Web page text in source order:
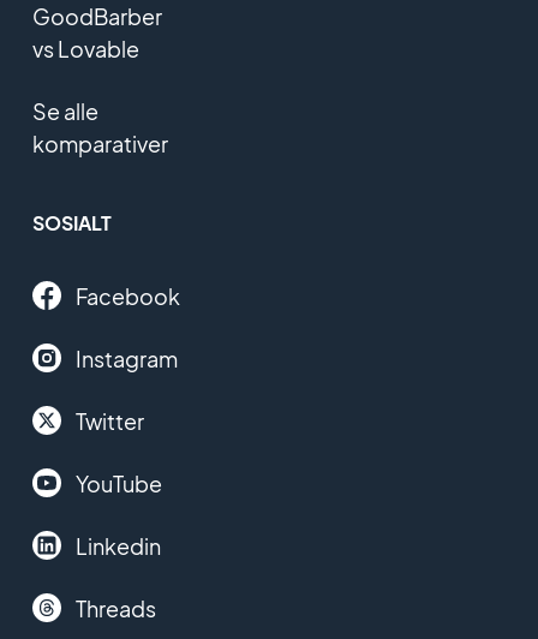
GoodBarber
vs Lovable
Se alle
komparativer
SOSIALT
Facebook
Instagram
Twitter
YouTube
Linkedin
Threads